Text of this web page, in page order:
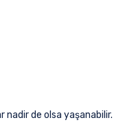
nadir de olsa yaşanabilir.